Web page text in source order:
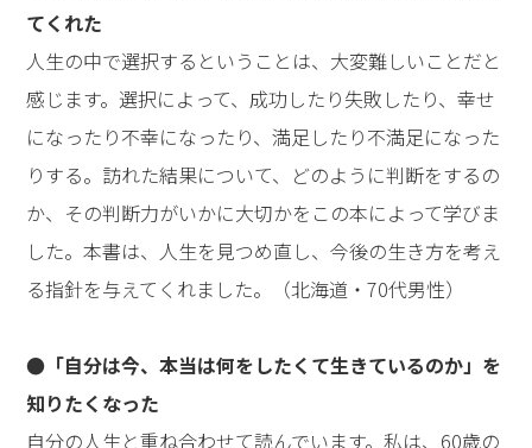
てくれた
人生の中で選択するということは、大変難しいことだと
感じます。選択によって、成功したり失敗したり、幸せ
になったり不幸になったり、満足したり不満足になった
りする。訪れた結果について、どのように判断をするの
か、その判断力がいかに大切かをこの本によって学びま
した。本書は、人生を見つめ直し、今後の生き方を考え
る指針を与えてくれました。（北海道・70代男性）
●「自分は今、本当は何をしたくて生きているのか」を
知りたくなった
自分の人生と重ね合わせて読んでいます。私は、60歳の